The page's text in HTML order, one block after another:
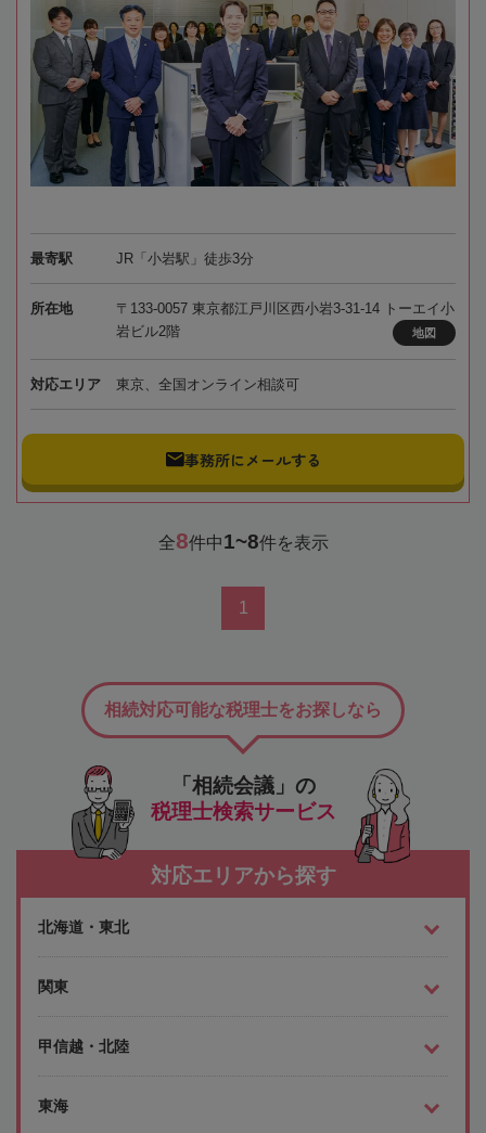
最寄駅 JR「小岩駅」徒歩3分
所在地
〒133-0057 東京都江戸川区西小岩3-31-14 トーエイ小
岩ビル2階
地図
対応エリア 東京、全国オンライン相談可
事務所にメールする
全8件中1~8件を表示
1
「相続会議」の
税理士検索サービス
相続対応可能な税理士をお探しなら
対応エリアから探す
北海道・東北
関東
甲信越・北陸
東海